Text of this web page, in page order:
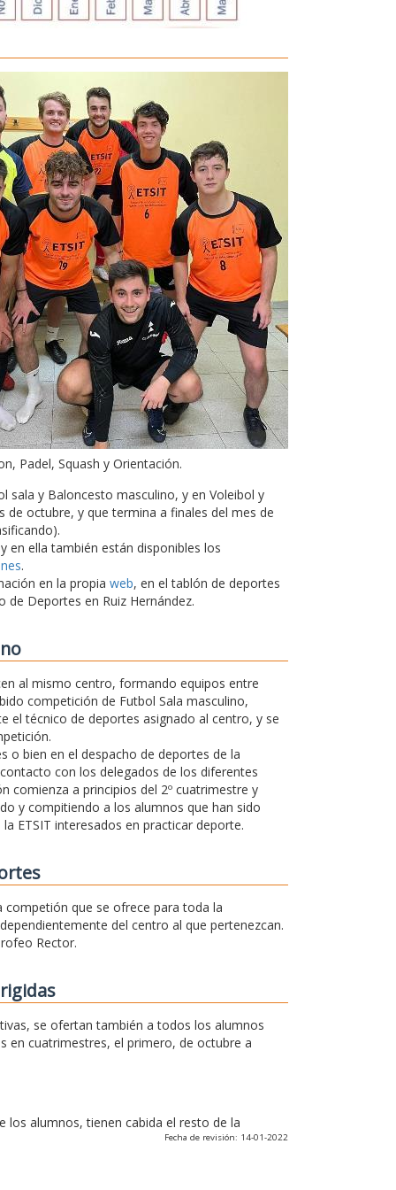
Padel, Squash y Orientación.
sala y Baloncesto masculino, y en Voleibol y
octubre, y que termina a finales del mes de
en ella también están disponibles los
.
en la propia web, en el tablón de deportes
de Deportes en Ruiz Hernández.
al mismo centro, formando equipos entre
competición de Futbol Sala masculino,
el técnico de deportes asignado al centro, y se
o bien en el despacho de deportes de la
con los delegados de los diferentes
comienza a principios del 2º cuatrimestre y
y compitiendo a los alumnos que han sido
ETSIT interesados en practicar deporte.
competión que se ofrece para toda la
del centro al que pertenezcan.
Rector.
se ofertan también a todos los alumnos
en cuatrimestres, el primero, de octubre a
los alumnos, tienen cabida el resto de la
Fecha de revisión: 14-01-2022